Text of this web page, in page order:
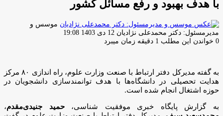
با هدف بهبود و رفع مسائل كشور
موسس و
مدیرمسئول: دکتر محمدعلی نژادیان ارسال
ایمیل
12 دی 1403 19:08
0 خواندن این مطلب 1 دقیقه زمان میبرد
به گفته مدیرکل دفتر ارتباط با صنعت وزارت علوم، راه اندازی ۸۰ مرکز
هدایت تحصیلی در دانشگاه‌ها با هدف توانمندسازی دانشجویان در
حوزه اشتغال انجام شده است.
به گزارش پايگاه خبرى موفقيت شناسى، حمید جنیدی‌مقدم،